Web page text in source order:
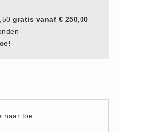
gratis vanaf € 250,00
naar toe.